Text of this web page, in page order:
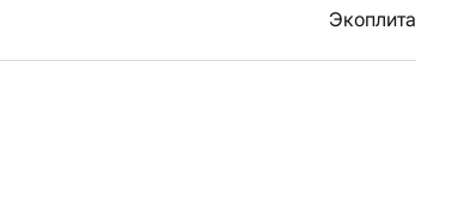
Экоплита